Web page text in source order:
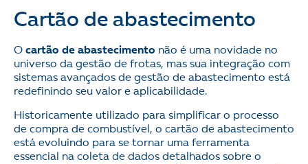
Cartão de abastecimento
O cartão de abastecimento não é uma novidade no
universo da gestão de frotas, mas sua integração com
sistemas avançados de gestão de abastecimento está
redefinindo seu valor e aplicabilidade.
Historicamente utilizado para simplificar o processo
de compra de combustível, o cartão de abastecimento
está evoluindo para se tornar uma ferramenta
essencial na coleta de dados detalhados sobre o